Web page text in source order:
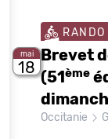
mai
18
RANDO
Brevet
(51ème
Occitanie